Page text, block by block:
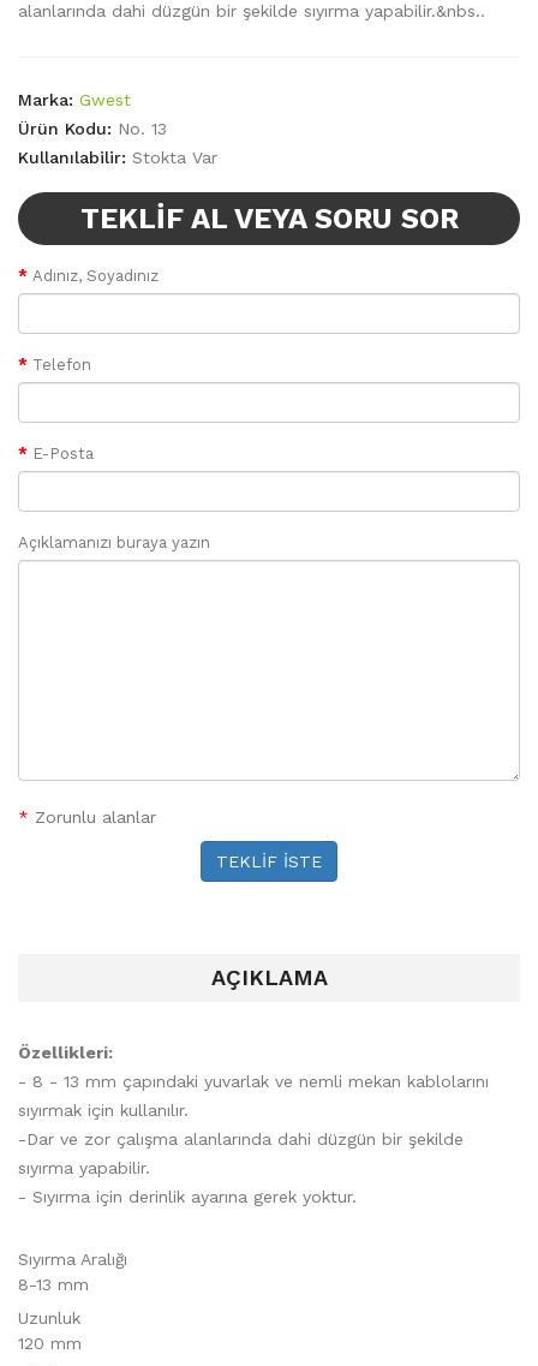
alanlarında dahi düzgün bir şekilde sıyırma yapabilir.&nbs..
Marka: Gwest
Ürün Kodu: No. 13
Kullanılabilir: Stokta Var
TEKLIF AL VEYA SORU SOR
Adınız, Soyadınız
Telefon
E-Posta
Açıklamanızı buraya yazın
* Zorunlu alanlar
TEKLİF İSTE
AÇIKLAMA
Özellikleri:
- 8 - 13 mm çapındaki yuvarlak ve nemli mekan kablolarını
sıyırmak için kullanılır.
-Dar ve zor çalışma alanlarında dahi düzgün bir şekilde
sıyırma yapabilir.
- Sıyırma için derinlik ayarına gerek yoktur.
Sıyırma Aralığı
8-13 mm
Uzunluk
120 mm